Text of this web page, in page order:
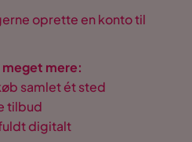
oprette en konto til
mere:
samlet ét sted
tilbud
digitalt